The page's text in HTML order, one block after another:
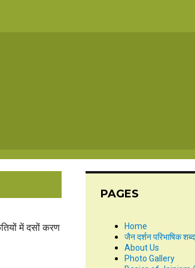
में दसों करण
PAGES
Home
जैन दर्शन परिभाषिक
About Us
Photo Gallery